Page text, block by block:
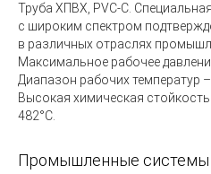
Труба ХПВХ, PVC-C
с широким спектром
в различных отраслях
Максимальное рабочее
Диапазон рабочих температур
Высокая химическая
482°С.
Промышленные